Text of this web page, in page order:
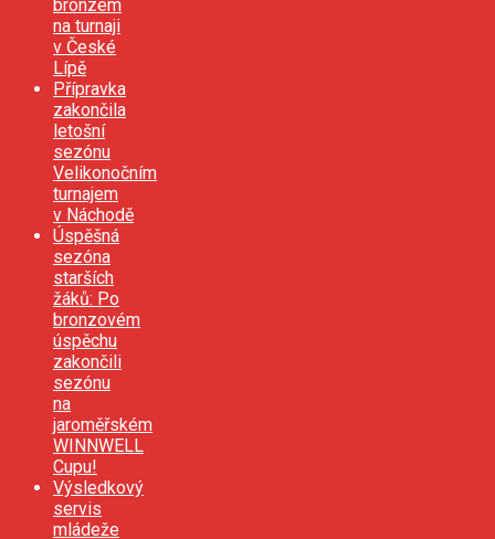
bronzem
na turnaji
v České
Lípě
Přípravka
zakončila
letošní
sezónu
Velikonočním
turnajem
v Náchodě
Úspěšná
sezóna
starších
žáků: Po
bronzovém
úspěchu
zakončili
sezónu
na
jaroměřském
WINNWELL
Cupu!
Výsledkový
servis
mládeže